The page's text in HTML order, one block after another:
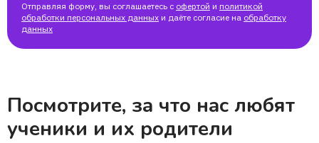
Отправляя форму, вы соглашаетесь с офертой и политикой
обработки персональных данных и даёте согласие на обработку
данных
Посмотрите, за что нас любят
ученики и их родители